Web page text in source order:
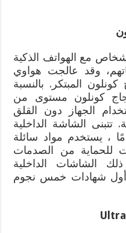
مع الهواتف الذكية
وقد عالجت هواوي
المبتكر. بالنسبة
كونلون مستوى من
الجهاز دون القلق
تتبنى الشاشة الداخلية
، يستخدم مواد سائلة
للحماية من الصدمات
الشاشات الداخلية
أول شهادات خمس نجوم